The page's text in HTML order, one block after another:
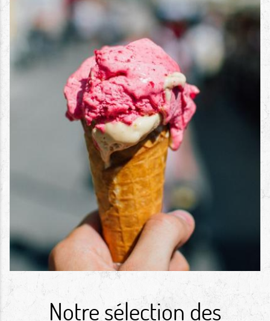
Notre sélection des